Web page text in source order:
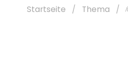
Startseite Thema